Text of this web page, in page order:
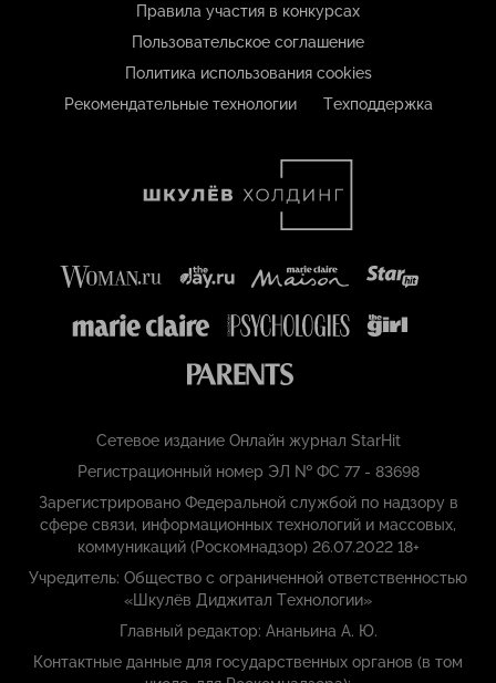
Правила участия в конкурсах
Пользовательское соглашение
Политика использования cookies
Рекомендательные технологии
Техподдержка
Сетевое издание Онлайн журнал StarHit
Регистрационный номер ЭЛ № ФС 77 - 83698
Зарегистрировано Федеральной службой по надзору в
сфере связи, информационных технологий и массовых,
коммуникаций (Роскомнадзор) 26.07.2022 18+
Учредитель: Общество с ограниченной ответственностью
«Шкулёв Диджитал Технологии»
Главный редактор: Ананьина А. Ю.
Контактные данные для государственных органов (в том